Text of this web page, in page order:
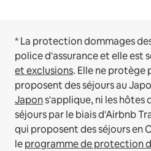
* La protection dommages
police d'assurance et elle est
et exclusions. Elle ne protège
proposent des séjours au
Japons'applique, ni les hôtes
séjours par le biais d'Airbnb
qui proposent des séjours en
leprogramme de protection